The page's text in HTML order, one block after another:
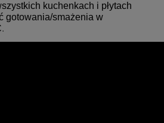
kuchenkach i płytach
gotowania/smażenia w
.